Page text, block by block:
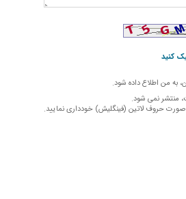
کنید
به من اطلاع داده شود.
منتشر نمی شود.
حروف لاتین (فینگلیش) خودداری نمایید.